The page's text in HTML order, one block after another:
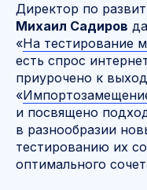
Директор по
Михаил Садиров
«На тестирование
есть спрос
приурочено к
«
и посвящено
в разнообразии
тестированию их
оптимального